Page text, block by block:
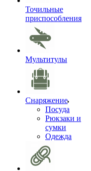
Точильные
приспособления
Мультитулы
Снаряжение
Посуда
Рюкзаки и
сумки
Одежда